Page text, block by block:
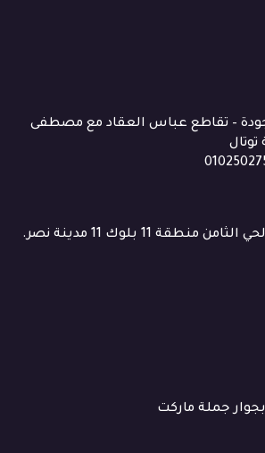
– تقاطع عباس العقاد مع مصطفى